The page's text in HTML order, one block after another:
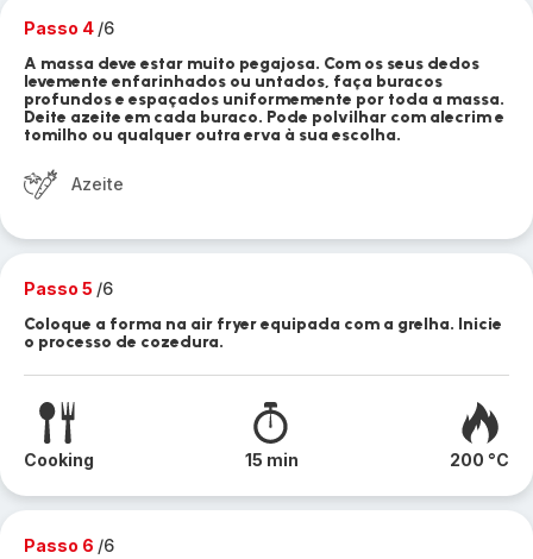
Passo 4 /6
A massa deve estar muito pegajosa. Com os seus dedos
levemente enfarinhados ou untados, faça buracos
profundos e espaçados uniformemente por toda a massa.
Deite azeite em cada buraco. Pode polvilhar com alecrim e
tomilho ou qualquer outra erva à sua escolha.
Azeite
Passo 5 /6
Coloque a forma na air fryer equipada com a grelha. Inicie
o processo de cozedura.
Cooking 15 min 200 °C
Passo 6 /6